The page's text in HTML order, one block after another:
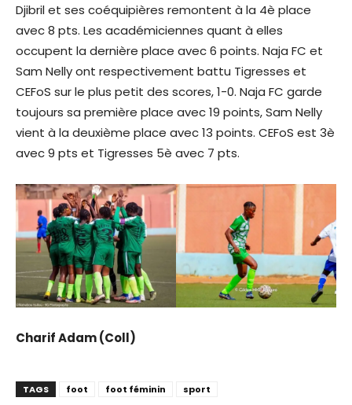
Djibril et ses coéquipières remontent à la 4è place
avec 8 pts. Les académiciennes quant à elles
occupent la dernière place avec 6 points. Naja FC et
Sam Nelly ont respectivement battu Tigresses et
CEFoS sur le plus petit des scores, 1-0. Naja FC garde
toujours sa première place avec 19 points, Sam Nelly
vient à la deuxième place avec 13 points. CEFoS est 3è
avec 9 pts et Tigresses 5è avec 7 pts.
Charif Adam (Coll)
TAGS foot foot féminin sport